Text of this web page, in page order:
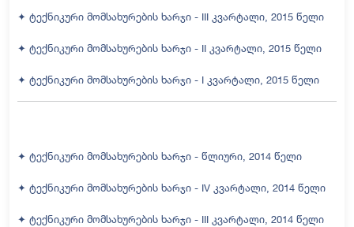
✦ ტექნიკური მომსახურების ხარჯი - III კვარტალი, 2015 წელი
✦ ტექნიკური მომსახურების ხარჯი - II კვარტალი, 2015 წელი
✦ ტექნიკური მომსახურების ხარჯი - I კვარტალი, 2015 წელი
✦ ტექნიკური მომსახურების ხარჯი - წლიური, 2014 წელი
✦ ტექნიკური მომსახურების ხარჯი - IV კვარტალი, 2014 წელი
✦ ტექნიკური მომსახურების ხარჯი - III კვარტალი, 2014 წელი